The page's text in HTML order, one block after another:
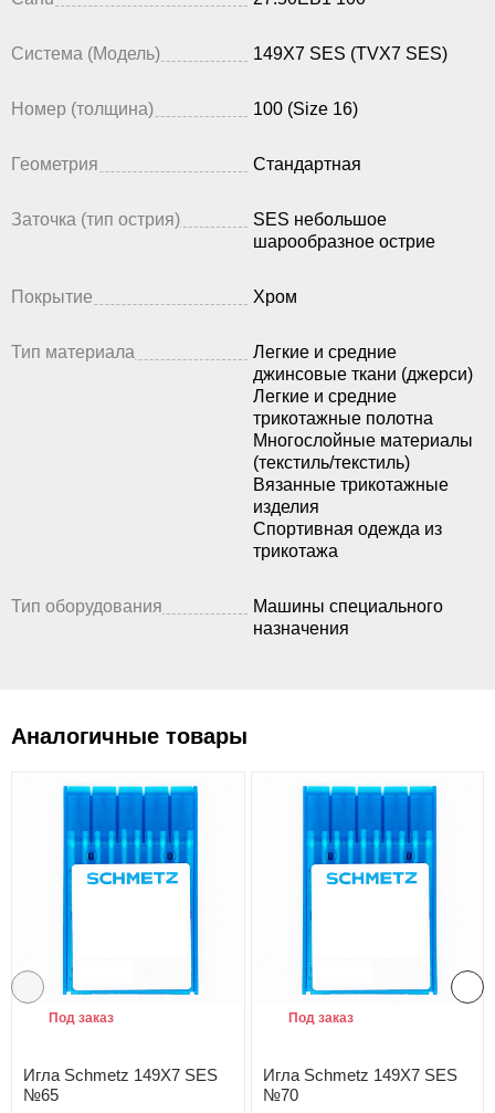
Система (Модель) 149X7 SES (TVX7 SES)
Номер (толщина) 100 (Size 16)
Геометрия Стандартная
Заточка (тип острия)
SES небольшое
шарообразное острие
Покрытие Хром
Тип материала
Легкие и средние
джинсовые ткани (джерси)
Легкие и средние
трикотажные полотна
Многослойные материалы
(текстиль/текстиль)
Вязанные трикотажные
изделия
Спортивная одежда из
трикотажа
Тип оборудования
Машины специального
назначения
Аналогичные товары
Игла Schmetz 149X7 SES
№65
Под заказ
Игла Schmetz 149X7 SES
№70
Под заказ